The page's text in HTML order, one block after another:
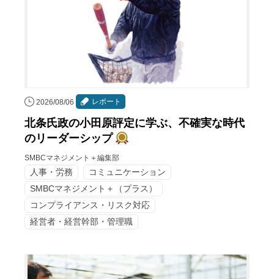
2026/08/06 レポート
北条氏政の小田原評定に学ぶ、不確実な時代
のリーダーシップ
SMBCマネジメント＋編集部
人事・労務
コミュニケーション
SMBCマネジメント＋（プラス）
コンプライアンス・リスク対応
経営者・経営幹部・管理職